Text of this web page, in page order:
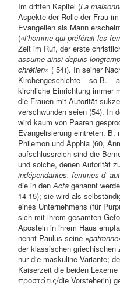
Im dritten Kapitel (La
Aspekte der Rolle der Frau
Evangelien als Mann
(«l’homme qui préférait les
Zeit im Ruf, der erste
assume ainsi depuis
chrétien» ( 54)). In seiner
Kirchengeschichte – so B. –
kirchliche Einrichtung immer
die Frauen mit Autorität
verschwunden seien (54). In
wird kaum von Paaren
Evangelisierung eintreten. B.
Philemon und Apphia (60,
aufschlussreich sind die
und solche, denen Autorität
indépendantes, femmes d‘
die in denActa genannt
14-15); sie wird als
eines Unternehmens (für
sich mit ihrem gesamten
Aposteln in ihrem Haus
nennt Paulus seine «patronne
der klassischen
nur die maskuline Variante;
Kaiserzeit die beiden
προστάτις/die Vorsteherin)